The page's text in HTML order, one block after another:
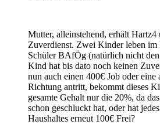
Mutter, alleinstehend, erhält Hartz4
Zuverdienst. Zwei Kinder leben im
Schüler BAfÖg (natürlich nicht den
Kind hat bis dato noch keinen
nun auch einen 400€ Job oder eine
Richtung antritt, bekommt dieses
gesamte Gehalt nur die 20%, da
schon geschluckt hat, oder hat
Haushaltes erneut 100€ Frei?